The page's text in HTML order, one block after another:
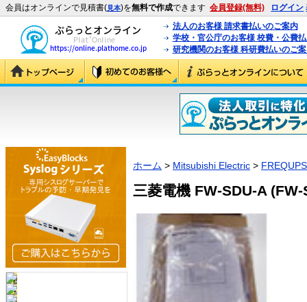
会員はオンラインで見積書(見本)を無料で作成できます 会員登録(無料) ログイン
法人のお客様 請求書払いのご案内
学校・官公庁のお客様 校費・公費
研究機関のお客様 科研費払いのご
ホーム > Mitsubishi Electric > FREQUPS
三菱電機 FW-SDU-A (FW-